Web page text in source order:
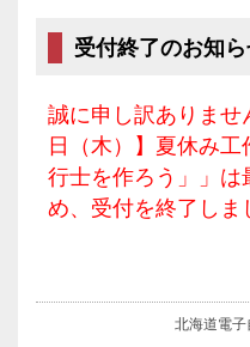
受付終了のお知
誠に申し訳ありま
日（木）】夏休み
行士を作ろう」」は
め、受付を終了しま
北海道電子